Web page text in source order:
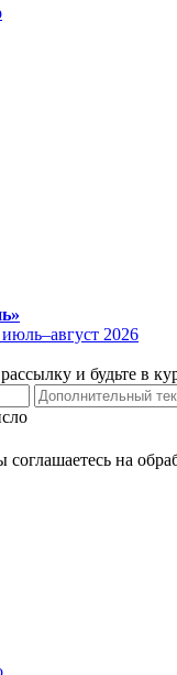
2026
и будьте в
на